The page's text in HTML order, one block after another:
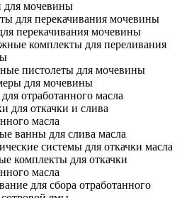
для мочевины
для перекачивания мочевины
перекачивания мочевины
комплекты для переливания
пистолеты для мочевины
для мочевины
отработанного масла
для откачки и слива
масла
ванны для слива масла
системы для откачки масла
комплекты для откачки
масла
для сбора отработанного